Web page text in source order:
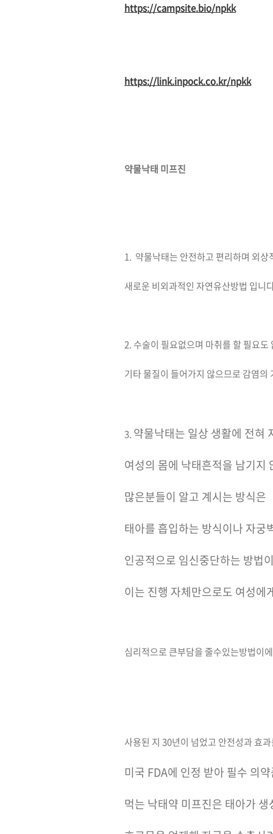
https://campsite.bio/npkk
https://link.inpock.co.kr/npkk
약물낙태 미프진
1. 약물낙태는 안전하고 편리하며 외상
새로운 비외과적인 자연유산방법 입니
2. 수술이 필요없으며 마취를 할 필요도
기타 물질이 들어가지 않으므로 감염
3. 약물낙태는 일상 생활에 전혀
여성의 몸에 낙태흔적을 남기지
많은분들이 알고 계시는 방식은
태아를 흡입하는 방식이나 자궁
인공적으로 임신중단하는 방법
이는 진행 자체만으로도 여성에
심리적으로 큰부담을 줄수있는방법이
사용된 지 30년이 넘었고 안전성과 효
미국 FDA에 인정 받아 필수 의
먹는 낙태약 미프진은 태아가